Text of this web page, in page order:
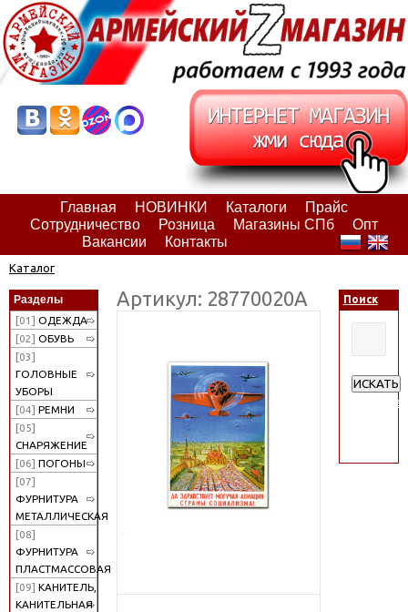
Главная НОВИНКИ Каталоги
Прайс
Сотрудничество
Розница Магазины СПб
Опт
Вакансии
Контакты
Каталог
Разделы
[01] ОДЕЖДА
[02] ОБУВЬ
[03]
ГОЛОВНЫЕ
УБОРЫ
[04] РЕМНИ
[05]
СНАРЯЖЕНИЕ
[06] ПОГОНЫ
[07]
ФУРНИТУРА
МЕТАЛЛИЧЕСКАЯ
[08]
ФУРНИТУРА
ПЛАСТМАССОВАЯ
[09] КАНИТЕЛЬ,
КАНИТЕЛЬНАЯ
Артикул: 28770020А Поиск
ИСКАТЬ